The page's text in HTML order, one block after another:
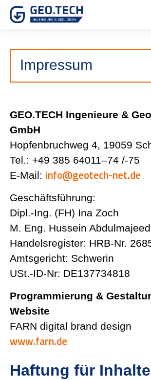
Impressum
GEO.TECH Ingenieure &
GmbH
Hopfen­bruchweg 4, 19059
Tel.: +49 385 64011–74 /-75
E‑Mail: info@geotech-net.de
Geschäfts­führung:
Dipl.-Ing. (FH) Ina Zoch
M. Eng. Hussein Abdul­majeed
Handels­re­gister: HRB-Nr.
Amtsge­richt: Schwerin
USt.-ID-Nr: DE137734818
Program­mierung &
Website
FARN digital brand design
www.farn.de
Haftung für Inhalte